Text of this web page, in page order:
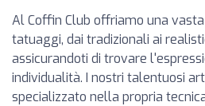
Al Coffin Club offriamo una
tatuaggi, dai tradizionali ai
assicurandoti di trovare
individualità. I nostri talentuosi
specializzato nella propria